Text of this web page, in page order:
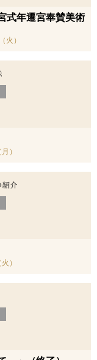
式年遷宮奉賛美術
火）
）
）